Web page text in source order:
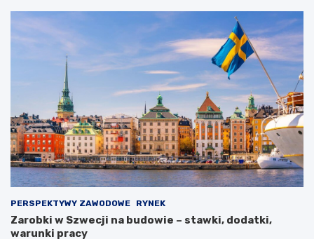
PERSPEKTYWY ZAWODOWE RYNEK
Zarobki w Szwecji na budowie – stawki, dodatki,
warunki pracy